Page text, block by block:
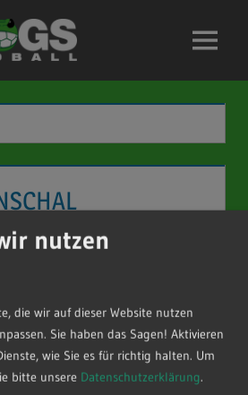
Menü
STEFAN SCHUBERT
Fan-Schal an der Kasse bei
für 15,-€ käuflich
sehen sind beide Seiten des
nutzen
die wir auf dieser Website nutzen
Sie haben das Sagen! Aktivieren
wie Sie es für richtig halten. Um
bitte unsere Datenschutzerklärung.